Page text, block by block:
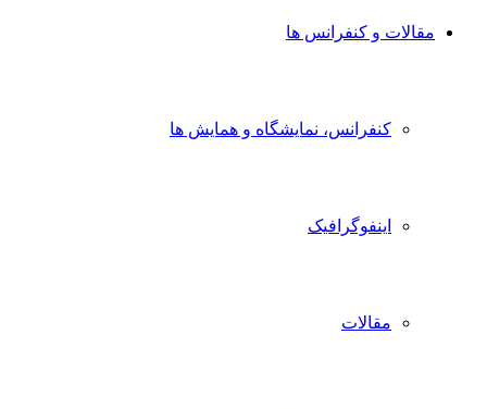
مقالات و کنفرانس ها
کنفرانس، نمایشگاه و همایش ها
اینفوگرافیک
مقالات